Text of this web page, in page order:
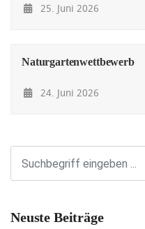
25. Juni 2026
Naturgartenwettbewerb
24. Juni 2026
Neuste Beiträge